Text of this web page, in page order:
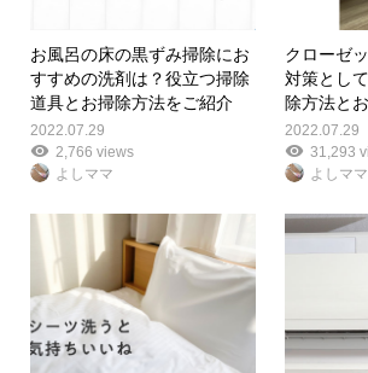
お風呂の床の黒ずみ掃除にお
すすめの洗剤は？役立つ掃除
道具とお掃除方法をご紹介
2022.07.29
2,766 views
よしママ
クローゼ
対策とし
除方法と
2022.07.29
31,293
よしママ